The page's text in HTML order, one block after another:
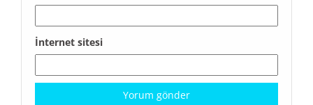
İnternet sitesi